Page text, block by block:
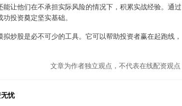
让他们在不承担实际风险的情况下，积累实战经验。通过
投资奠定坚实基础。
炒股是必不可少的工具。它可以帮助投资者赢在起跑线，
文章为作者独立观点，不代表在线配资观点
忧